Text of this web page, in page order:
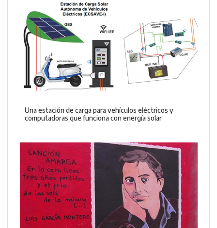
Una estación de carga para vehículos eléctricos y
computadoras que funciona con energía solar